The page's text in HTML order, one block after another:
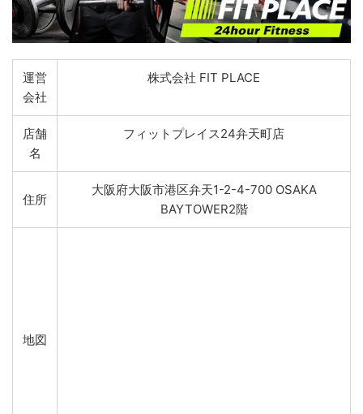
運営
会社
株式会社 FIT PLACE
店舗
名
フィットプレイス24弁天町店
住所
大阪府大阪市港区弁天1-2-4-700 OSAKA
BAYTOWER2階
地図